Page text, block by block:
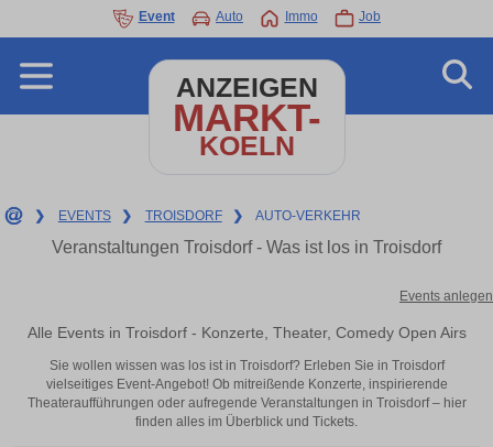
Event Auto Immo Job
ANZEIGEN
MARKT-
KOELN
❯ EVENTS ❯ TROISDORF ❯ AUTO-VERKEHR
Veranstaltungen Troisdorf - Was ist los in Troisdorf
Events anlegen
Alle Events in Troisdorf - Konzerte, Theater, Comedy Open Airs
Sie wollen wissen was los ist in Troisdorf? Erleben Sie in Troisdorf
vielseitiges Event-Angebot! Ob mitreißende Konzerte, inspirierende
Theateraufführungen oder aufregende Veranstaltungen in Troisdorf – hier
finden alles im Überblick und Tickets.